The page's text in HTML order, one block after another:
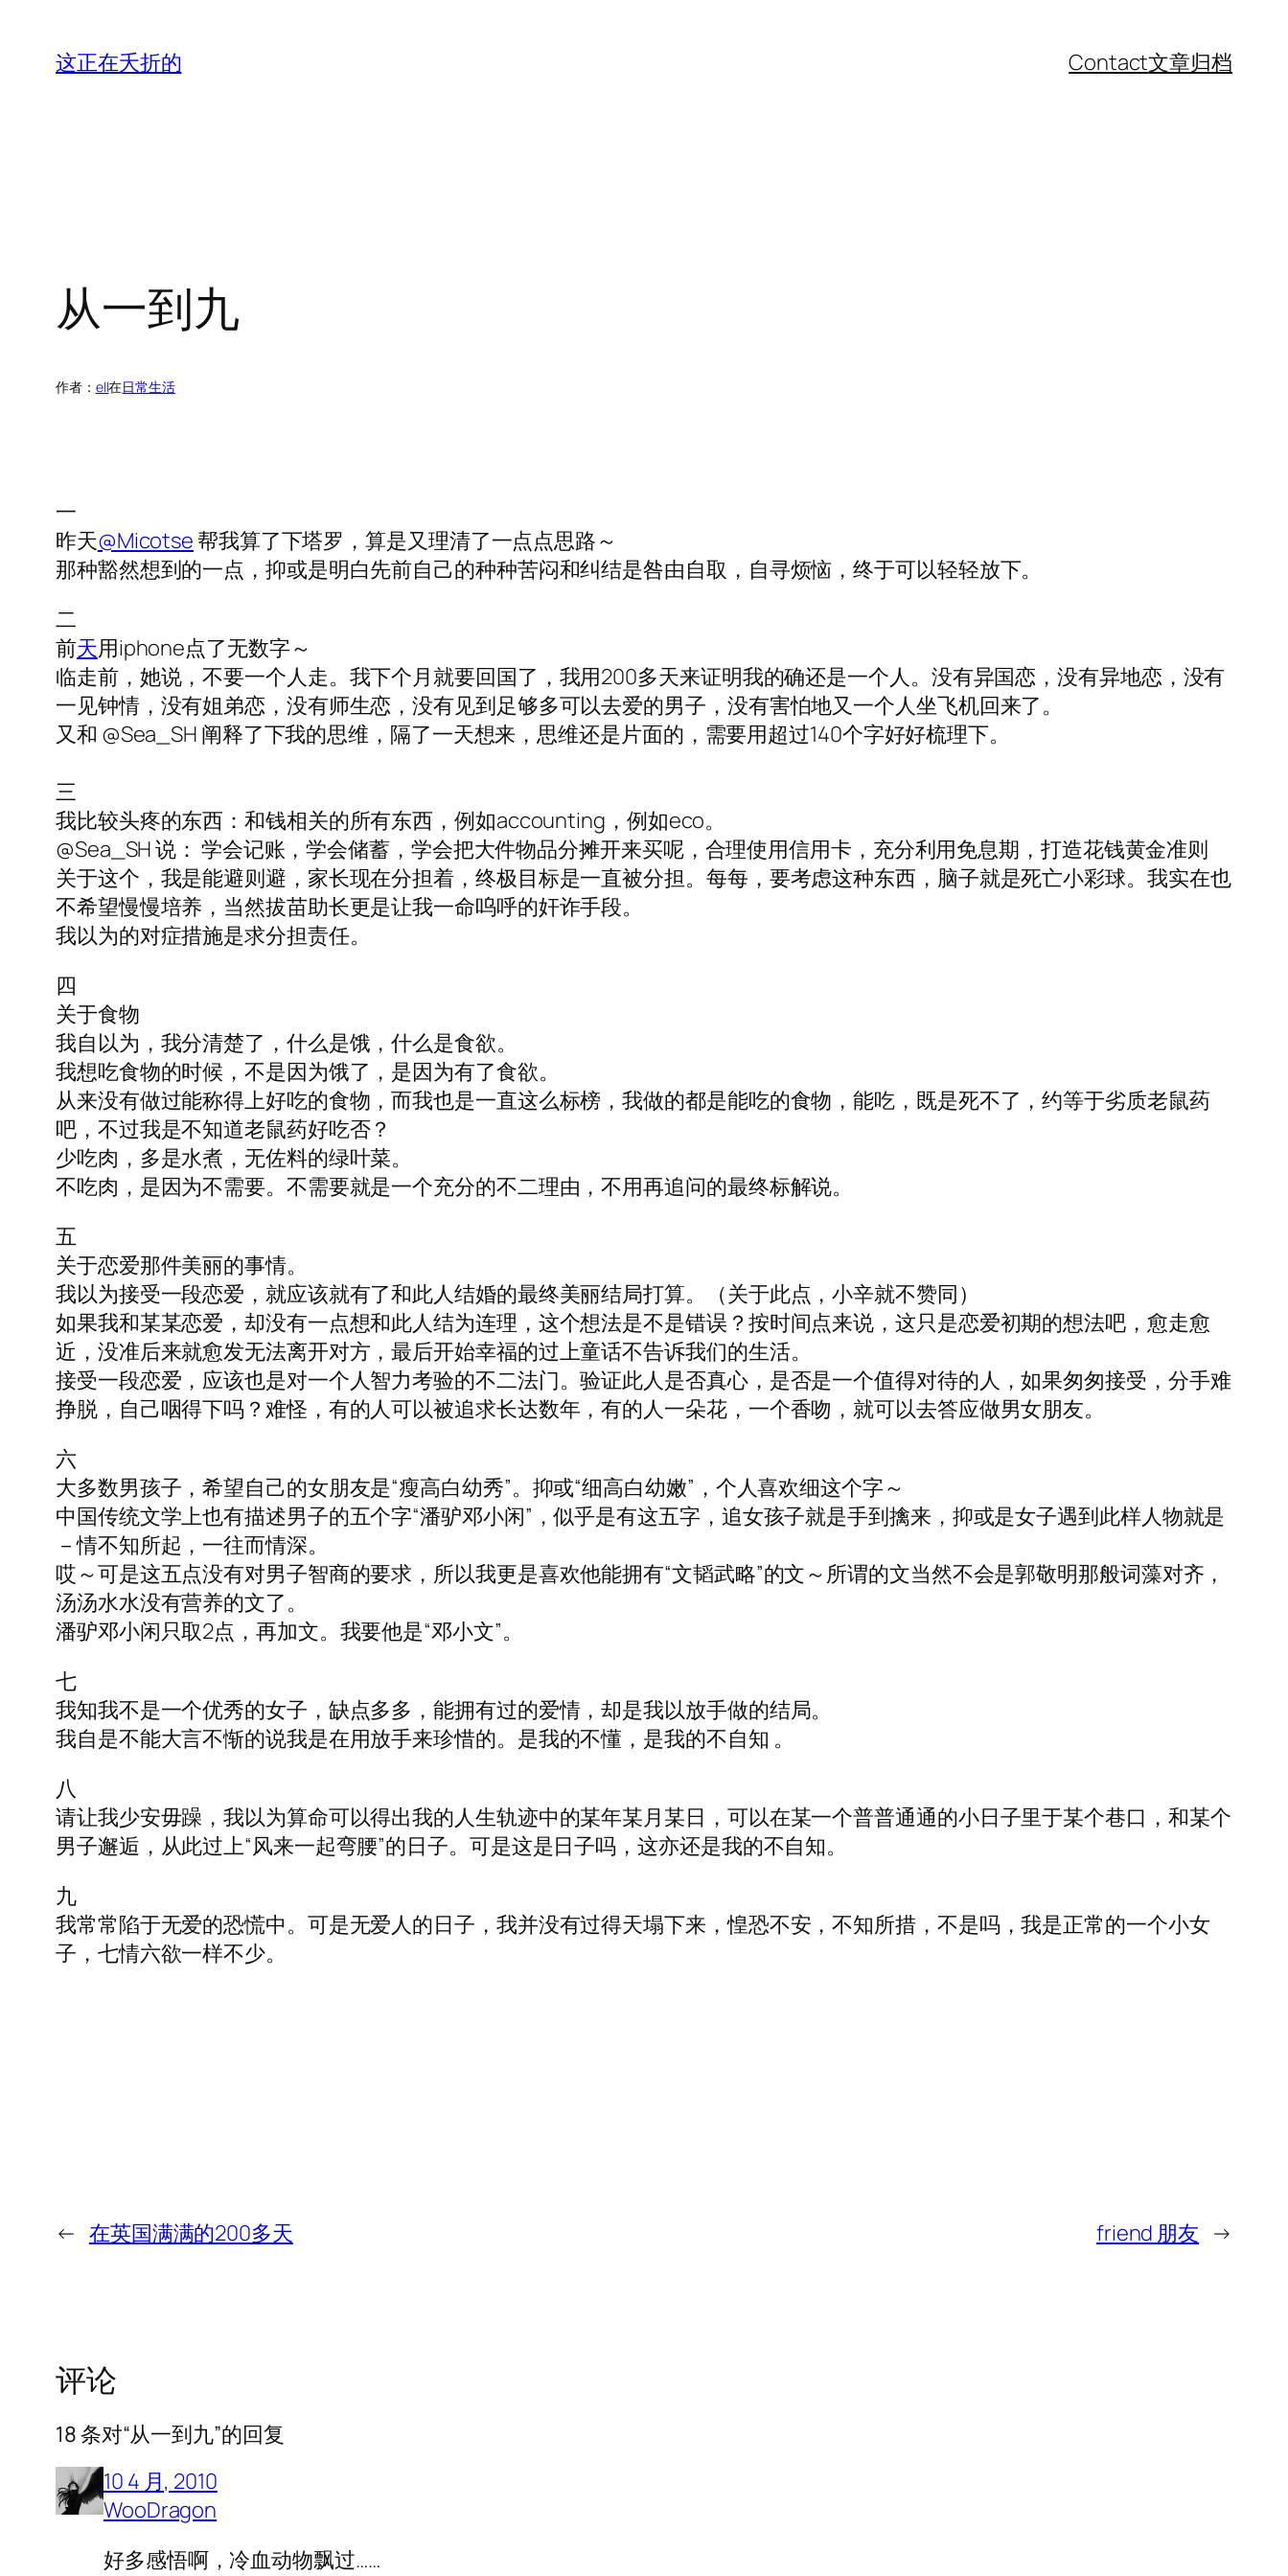
这正在夭折的 Contact文章归档
从一到九
作者： ell在日常生活
一
昨天@Micotse帮我算了下塔罗，算是又理清了一点点思路～
那种豁然想到的一点，抑或是明白先前自己的种种苦闷和纠结是咎由自取，自寻烦恼，终于可以轻轻放下。
二
前天用iphone点了无数字～
临走前，她说，不要一个人走。我下个月就要回国了，我用200多天来证明我的确还是一个人。没有异国恋，没有异地恋，没有
一见钟情，没有姐弟恋，没有师生恋，没有见到足够多可以去爱的男子，没有害怕地又一个人坐飞机回来了。
又和 @Sea_SH 阐释了下我的思维，隔了一天想来，思维还是片面的，需要用超过140个字好好梳理下。
三
我比较头疼的东西：和钱相关的所有东西，例如accounting，例如eco。
@Sea_SH 说： 学会记账，学会储蓄，学会把大件物品分摊开来买呢，合理使用信用卡，充分利用免息期，打造花钱黄金准则
关于这个，我是能避则避，家长现在分担着，终极目标是一直被分担。每每，要考虑这种东西，脑子就是死亡小彩球。我实在也
不希望慢慢培养，当然拔苗助长更是让我一命呜呼的奸诈手段。
我以为的对症措施是求分担责任。
四
关于食物
我自以为，我分清楚了，什么是饿，什么是食欲。
我想吃食物的时候，不是因为饿了，是因为有了食欲。
从来没有做过能称得上好吃的食物，而我也是一直这么标榜，我做的都是能吃的食物，能吃，既是死不了，约等于劣质老鼠药
吧，不过我是不知道老鼠药好吃否？
少吃肉，多是水煮，无佐料的绿叶菜。
不吃肉，是因为不需要。不需要就是一个充分的不二理由，不用再追问的最终标解说。
五
关于恋爱那件美丽的事情。
我以为接受一段恋爱，就应该就有了和此人结婚的最终美丽结局打算。（关于此点，小辛就不赞同）
如果我和某某恋爱，却没有一点想和此人结为连理，这个想法是不是错误？按时间点来说，这只是恋爱初期的想法吧，愈走愈
近，没准后来就愈发无法离开对方，最后开始幸福的过上童话不告诉我们的生活。
接受一段恋爱，应该也是对一个人智力考验的不二法门。验证此人是否真心，是否是一个值得对待的人，如果匆匆接受，分手难
挣脱，自己咽得下吗？难怪，有的人可以被追求长达数年，有的人一朵花，一个香吻，就可以去答应做男女朋友。
六
大多数男孩子，希望自己的女朋友是“瘦高白幼秀”。抑或“细高白幼嫩”，个人喜欢细这个字～
中国传统文学上也有描述男子的五个字“潘驴邓小闲”，似乎是有这五字，追女孩子就是手到擒来，抑或是女子遇到此样人物就是
－情不知所起，一往而情深。
哎～可是这五点没有对男子智商的要求，所以我更是喜欢他能拥有“文韬武略”的文～所谓的文当然不会是郭敬明那般词藻对齐，
汤汤水水没有营养的文了。
潘驴邓小闲只取2点，再加文。我要他是“邓小文”。
七
我知我不是一个优秀的女子，缺点多多，能拥有过的爱情，却是我以放手做的结局。
我自是不能大言不惭的说我是在用放手来珍惜的。是我的不懂，是我的不自知 。
八
请让我少安毋躁，我以为算命可以得出我的人生轨迹中的某年某月某日，可以在某一个普普通通的小日子里于某个巷口，和某个
男子邂逅，从此过上“风来一起弯腰”的日子。可是这是日子吗，这亦还是我的不自知。
九
我常常陷于无爱的恐慌中。可是无爱人的日子，我并没有过得天塌下来，惶恐不安，不知所措，不是吗，我是正常的一个小女
子，七情六欲一样不少。
← 在英国满满的200多天 friend 朋友 →
评论
18 条对“从一到九”的回复
10 4 月, 2010
WooDragon
好多感悟啊，冷血动物飘过……